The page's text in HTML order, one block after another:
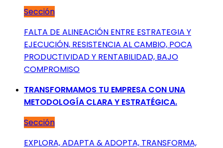
Sección
FALTA DE ALINEACIÓN ENTRE ESTRATEGIA Y
EJECUCIÓN, RESISTENCIA AL CAMBIO, POCA
PRODUCTIVIDAD Y RENTABILIDAD, BAJO
COMPROMISO
TRANSFORMAMOS TU EMPRESA CON UNA
METODOLOGÍA CLARA Y ESTRATÉGICA.
Sección
EXPLORA, ADAPTA & ADOPTA, TRANSFORMA,